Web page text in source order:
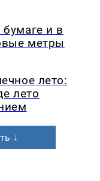
и в
метры
лето:
лето
↓